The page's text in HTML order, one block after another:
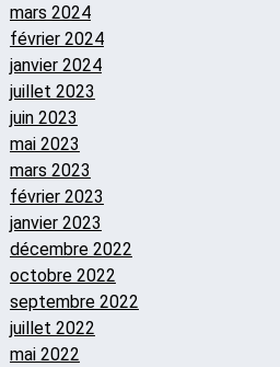
mars 2024
février 2024
janvier 2024
juillet 2023
juin 2023
mai 2023
mars 2023
février 2023
janvier 2023
décembre 2022
octobre 2022
septembre 2022
juillet 2022
mai 2022